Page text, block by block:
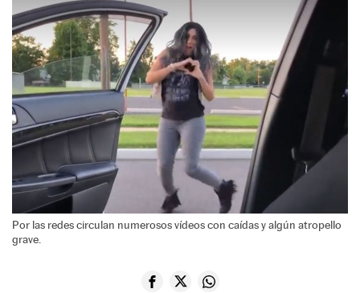
Por las redes circulan numerosos vídeos con caídas y algún atropello
grave.